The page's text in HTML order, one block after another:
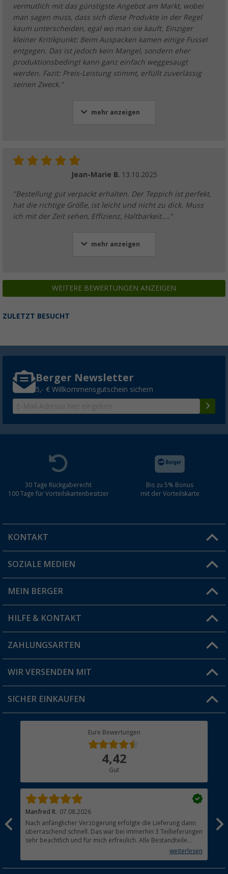
vermutlich mit das günstigste Angebot am Markt, wobei
man sagen muss, dass sich diese Produkte in der Regel
kaum unterscheiden, egal wo man sie kauft. Einziger
kleiner Kritikpunkt: Beim Auspacken kamen einige Fussel
entgegen. Das ist jedoch kein Mangel, sondern eher
produktionsbedingt kann ganz einfach weggesaugt
werden. Fazit: Preis-Leistung stimmt, erfüllt zuverlässig
seinen Zweck."
mehr anzeigen
Jean-Marie B. 13.10.2025
"Bestellung gut verpackt erhalten. Der Teppich ist perfekt,
hat die richtige Größe, ist leicht und nicht zu dick. Muss
ich mit der Zeit sehen, Effizienz, Haltbarkeit...."
mehr anzeigen
WEITERE BEWERTUNGEN ANZEIGEN
ZULETZT BESUCHT
Berger Newsletter
5,- € Willkommensgutschein sichern
30 Tage Rückgaberecht
100 Tage für Vorteilskartenbesitzer
Bis zu 5% Bonus
mit der Vorteilskarte
KONTAKT
Du hast eine Frage?
Filiale finden
SOZIALE MEDIEN
MEIN BERGER
Vorteilskarte
Blog
Jobs & Karriere
HILFE & KONTAKT
FAQ & Kontakt
Versandinformationen
Rücksendung
ZAHLUNGSARTEN
WIR VERSENDEN MIT
SICHER EINKAUFEN
Eure Bewertungen
4,42
Gut
Manfred R. 07.08.2026
Nach anfänglicher Verzögerung erfolgte die Lieferung dann
überraschend schnell. Das war bei immerhin 3 Teillieferungen
sehr beachtlich und für mich erfreulich. Alle Bestandteile
waren gut verpackt und in Ordnung. Das Gerät (Gasgrill)weiterlesen